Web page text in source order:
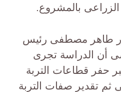
الزراعى بالمشروع.
طاهر مصطفى رئيس
أن الدراسة تجرى
حفر قطاعات التربة
ثم تقدير صفات التربة